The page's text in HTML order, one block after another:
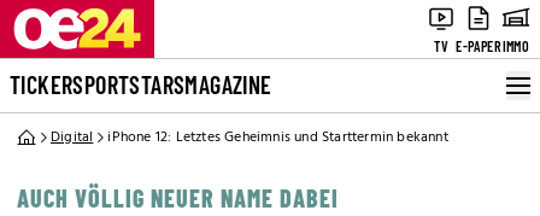
TV E-PAPERIMMO
TICKERSPORTSTARSMAGAZINE
Digital iPhone 12: Letztes Geheimnis und Starttermin bekannt
AUCH VÖLLIG NEUER NAME DABEI